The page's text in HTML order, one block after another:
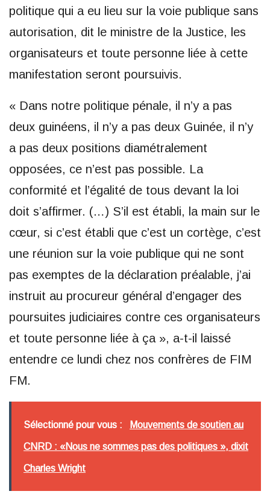
politique qui a eu lieu sur la voie publique sans
autorisation, dit le ministre de la Justice, les
organisateurs et toute personne liée à cette
manifestation seront poursuivis.
« Dans notre politique pénale, il n’y a pas
deux guinéens, il n’y a pas deux Guinée, il n’y
a pas deux positions diamétralement
opposées, ce n’est pas possible. La
conformité et l’égalité de tous devant la loi
doit s’affirmer. (…) S’il est établi, la main sur le
cœur, si c’est établi que c’est un cortège, c’est
une réunion sur la voie publique qui ne sont
pas exemptes de la déclaration préalable, j’ai
instruit au procureur général d’engager des
poursuites judiciaires contre ces organisateurs
et toute personne liée à ça », a-t-il laissé
entendre ce lundi chez nos confrères de FIM
FM.
Sélectionné pour vous : Mouvements de soutien au
CNRD : «Nous ne sommes pas des politiques », dixit
Charles Wright